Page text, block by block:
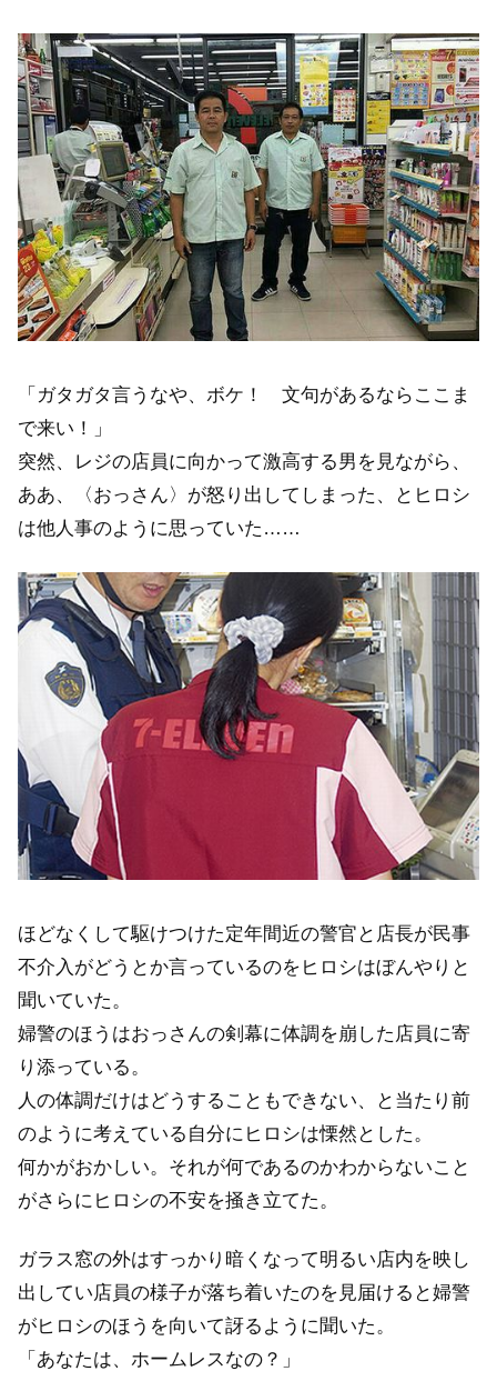
「ガタガタ言うなや、ボケ！ 文句があるならここま
で来い！」
突然、レジの店員に向かって激高する男を見ながら、
ああ、〈おっさん〉が怒り出してしまった、とヒロシ
は他人事のように思っていた……
ほどなくして駆けつけた定年間近の警官と店長が民事
不介入がどうとか言っているのをヒロシはぼんやりと
聞いていた。
婦警のほうはおっさんの剣幕に体調を崩した店員に寄
り添っている。
人の体調だけはどうすることもできない、と当たり前
のように考えている自分にヒロシは慄然とした。
何かがおかしい。それが何であるのかわからないこと
がさらにヒロシの不安を掻き立てた。
ガラス窓の外はすっかり暗くなって明るい店内を映し
出してい店員の様子が落ち着いたのを見届けると婦警
がヒロシのほうを向いて訝るように聞いた。
「あなたは、ホームレスなの？」